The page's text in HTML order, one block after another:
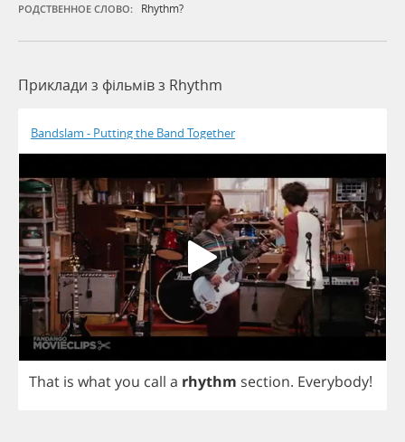
РОДСТВЕННОЕ СЛОВО: Rhythm?
Приклади з фільмів з Rhythm
Bandslam - Putting the Band Together
That is whatyou call a rhythm section. Everybody!